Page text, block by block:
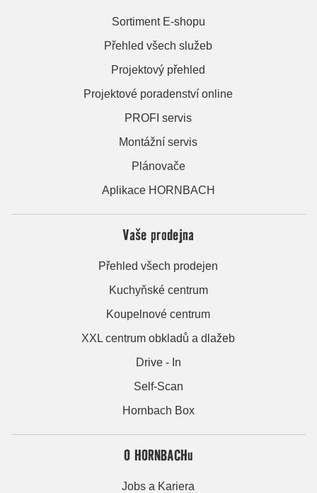
Sortiment E-shopu
Přehled všech služeb
Projektový přehled
Projektové poradenství online
PROFI servis
Montážní servis
Plánovače
Aplikace HORNBACH
Vaše prodejna
Přehled všech prodejen
Kuchyňské centrum
Koupelnové centrum
XXL centrum obkladů a dlažeb
Drive - In
Self-Scan
Hornbach Box
O HORNBACHu
Jobs a Kariera